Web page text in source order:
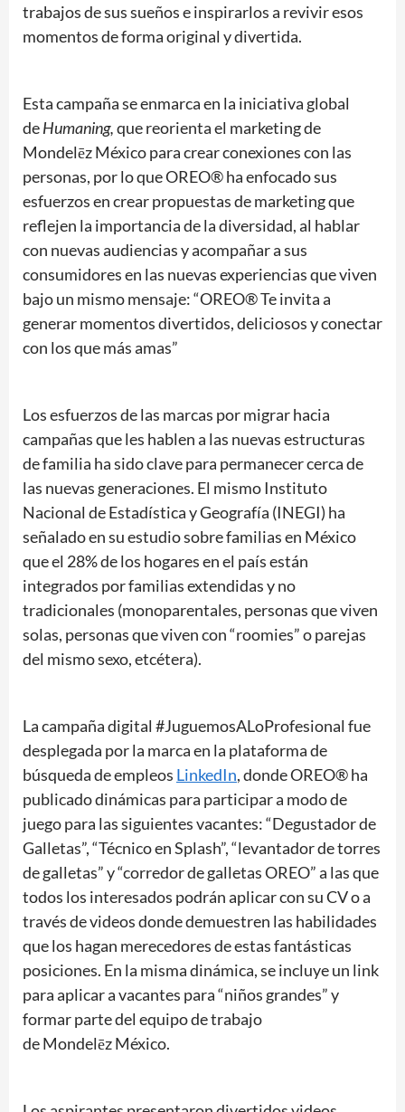
trabajos de sus sueños e inspirarlos a revivir esos
momentos de forma original y divertida.
Esta campaña se enmarca en la iniciativa global
deHumaning,que reorienta el marketing de
Mondelēz México para crear conexiones con las
personas, por lo que OREO® ha enfocado sus
esfuerzos en crear propuestas de marketing que
reflejen la importancia de la diversidad, al hablar
con nuevas audiencias y acompañar a sus
consumidores en las nuevas experiencias que viven
bajo un mismo mensaje: “OREO® Te invita a
generar momentos divertidos, deliciosos y conectar
con los que más amas”
Los esfuerzos de las marcas por migrar hacia
campañas que les hablen a las nuevas estructuras
de familia ha sido clave para permanecer cerca de
las nuevas generaciones. El mismo Instituto
Nacional de Estadística y Geografía (INEGI) ha
señalado en su estudio sobre familias en México
que el 28% de los hogares en el país están
integrados por familias extendidas y no
tradicionales (monoparentales, personas que viven
solas, personas que viven con “roomies” o parejas
del mismo sexo, etcétera).
La campaña digital #JuguemosALoProfesional fue
desplegada por la marca en la plataforma de
búsqueda de empleos LinkedIn, donde OREO® ha
publicado dinámicas para participar a modo de
juego para las siguientes vacantes: “Degustador de
Galletas”, “Técnico en Splash”, “levantador de torres
de galletas” y “corredor de galletas OREO” a las que
todos los interesados podrán aplicar con su CV o a
través de videos donde demuestren las habilidades
que los hagan merecedores de estas fantásticas
posiciones. En la misma dinámica, se incluye un link
para aplicar a vacantes para “niños grandes” y
formar parte del equipo de trabajo
de Mondelēz México.